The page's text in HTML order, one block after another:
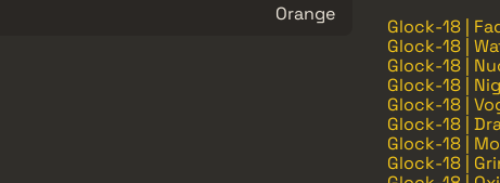
Orange
Glock-18 |
Glock-18 |
Glock-18 |
Glock-18 |
Glock-18 |
Glock-18 |
Glock-18 |
Glock-18 |